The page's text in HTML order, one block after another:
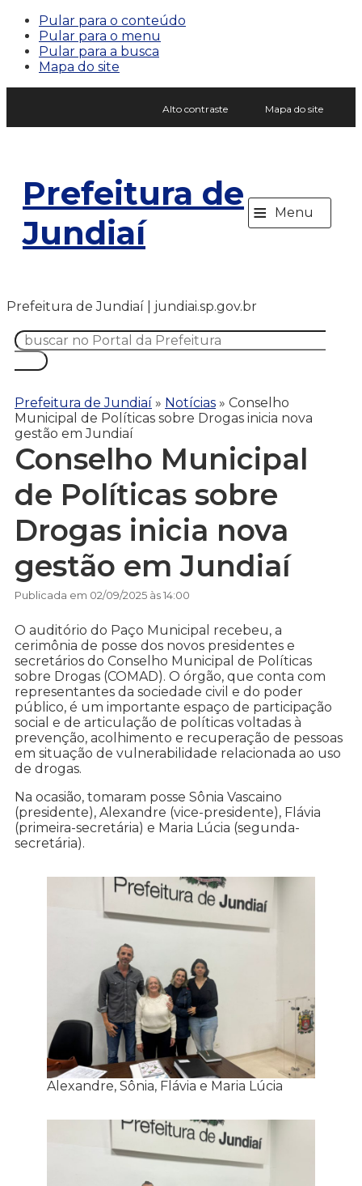
Pular para o conteúdo
Pular para o menu
Pular para a busca
Mapa do site
Alto contraste Mapa do site
Prefeitura de
Jundiaí
≡ Menu
Prefeitura de Jundiaí | jundiai.sp.gov.br
Prefeitura de Jundiaí » Notícias » Conselho
Municipal de Políticas sobre Drogas inicia nova
gestão em Jundiaí
Conselho Municipal
de Políticas sobre
Drogas inicia nova
gestão em Jundiaí
Publicada em 02/09/2025 às 14:00
O auditório do Paço Municipal recebeu, a
cerimônia de posse dos novos presidentes e
secretários do Conselho Municipal de Políticas
sobre Drogas (COMAD). O órgão, que conta com
representantes da sociedade civil e do poder
público, é um importante espaço de participação
social e de articulação de políticas voltadas à
prevenção, acolhimento e recuperação de pessoas
em situação de vulnerabilidade relacionada ao uso
de drogas.
Na ocasião, tomaram posse Sônia Vascaino
(presidente), Alexandre (vice-presidente), Flávia
(primeira-secretária) e Maria Lúcia (segunda-
secretária).
Alexandre, Sônia, Flávia e Maria Lúcia